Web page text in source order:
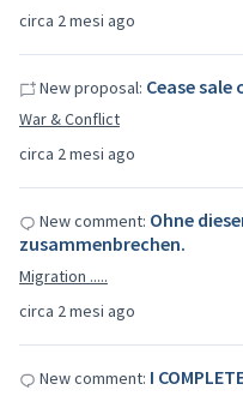
circa 2 mesi ago
circa 2 mesi ago
New proposal: Cease
War & Conflict
circa 2 mesi ago
New comment: Ohne
zusammenbrechen.
Migration .....
New comment: I